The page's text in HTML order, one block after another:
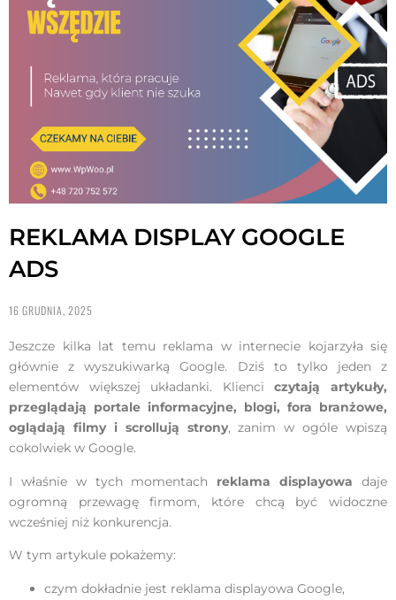
REKLAMA DISPLAY GOOGLE
ADS
16 GRUDNIA, 2025
Jeszcze kilka lat temu reklama w internecie kojarzyła się
głównie z wyszukiwarką Google. Dziś to tylko jeden z
elementów większej układanki. Klienciczytają artykuły,
przeglądają portale informacyjne, blogi, fora branżowe,
oglądają filmy i scrollują strony, zanim w ogóle wpiszą
cokolwiek w Google.
I właśnie w tych momentach reklama displayowa daje
ogromną przewagę firmom, które chcą być widoczne
wcześniej niż konkurencja.
W tym artykule pokażemy:
czym dokładnie jest reklama displayowa Google,